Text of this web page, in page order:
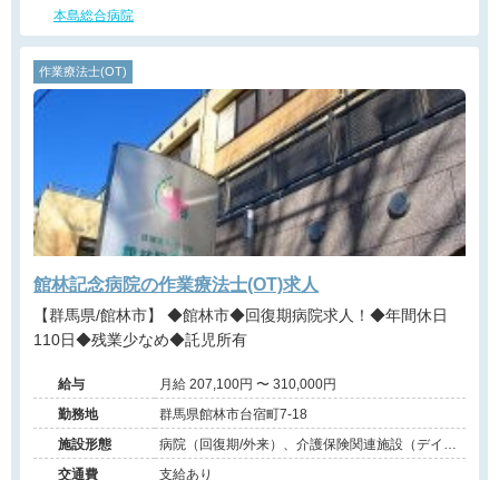
本島総合病院
作業療法士(OT)
館林記念病院の作業療法士(OT)求人
【群馬県/館林市】 ◆館林市◆回復期病院求人！◆年間休日
110日◆残業少なめ◆託児所有
給与
月給 207,100円 〜 310,000円
勤務地
群馬県館林市台宿町7-18
施設形態
病院（回復期/外来）、介護保険関連施設（デイケ
ア/介護老人保健施設/訪問看護・リハ）
交通費 支給あり